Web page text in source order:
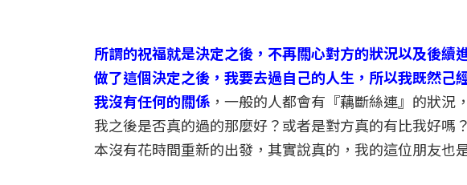
所謂的祝福就是決定之後，不再關心對方的狀況以及後續
做了這個決定之後，我要去過自己的人生，所以我既然己
我沒有任何的關係 ，一般的人都會有『藕斷絲連』的狀
我之後是否真的過的那麼好？或者是對方真的有比我好嗎
本沒有花時間重新的出發，其實說真的，我的這位朋友也